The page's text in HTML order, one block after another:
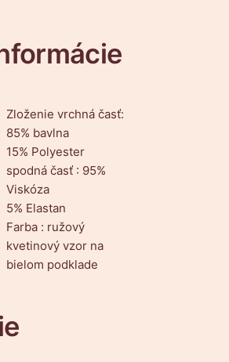
Zloženie vrchná časť:
85% bavlna
15% Polyester
spodná časť : 95%
Viskóza
5% Elastan
Farba : ružový
kvetinový vzor na
bielom podklade